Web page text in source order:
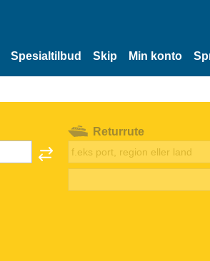
Spesialtilbud Skip Min konto
Returrute